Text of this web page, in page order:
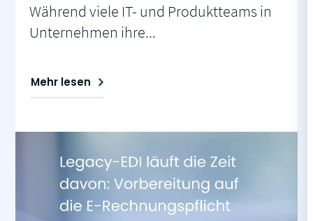
Während viele IT- und Produktteams in
Unternehmen ihre...
Mehr lesen